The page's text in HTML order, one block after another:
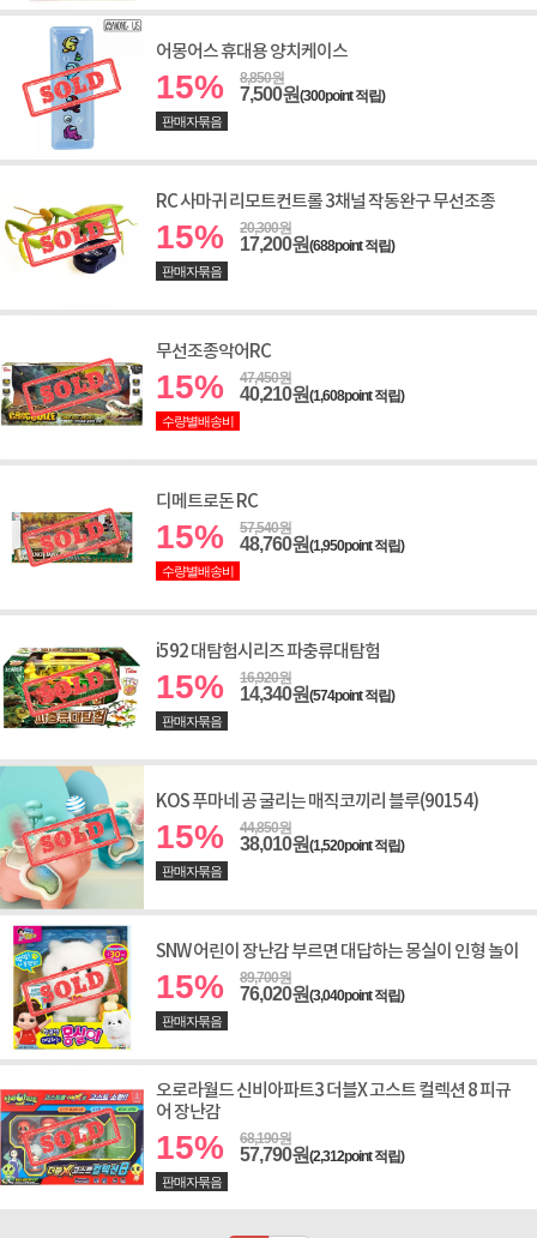
어몽어스 휴대용 양치케이스
15% 8,850원
7,500원(300point 적립)
판매자묶음
RC 사마귀 리모트컨트롤 3채널 작동완구 무선조종
15% 20,300원
17,200원(688point 적립)
판매자묶음
무선조종악어RC
15% 47,450원
40,210원(1,608point 적립)
수량별배송비
디메트로돈 RC
15% 57,540원
48,760원(1,950point 적립)
수량별배송비
i592 대탐험시리즈 파충류대탐험
15% 16,920원
14,340원(574point 적립)
판매자묶음
KOS 푸마네 공 굴리는 매직코끼리 블루(90154)
15% 44,850원
38,010원(1,520point 적립)
판매자묶음
SNW 어린이 장난감 부르면 대답하는 몽실이 인형 놀이
15% 89,700원
76,020원(3,040point 적립)
판매자묶음
오로라월드 신비아파트3 더블X 고스트 컬렉션 8 피규
어 장난감
15% 68,190원
57,790원(2,312point 적립)
판매자묶음